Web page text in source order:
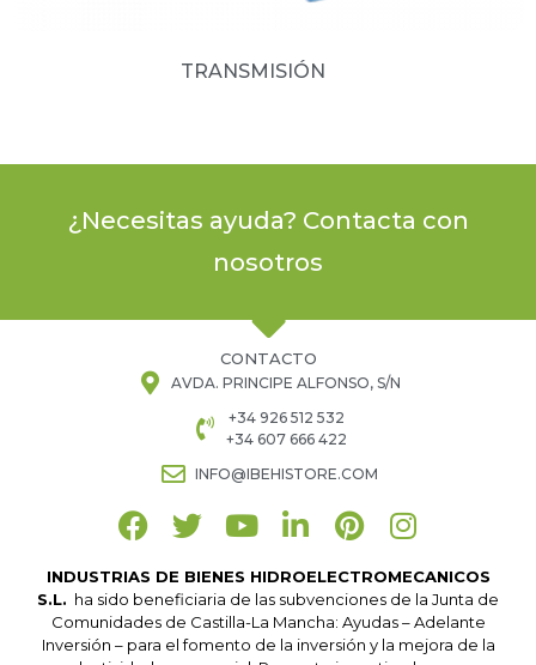
TRANSMISIÓN
¿Necesitas ayuda? Contacta con
nosotros
CONTACTO
AVDA. PRINCIPE ALFONSO, S/N
+34 926 512 532
+34 607 666 422
INFO@IBEHISTORE.COM
INDUSTRIAS DE BIENES HIDROELECTROMECANICOS
S.L. ha sido beneficiaria de las subvenciones de la Junta de
Comunidades de Castilla-La Mancha: Ayudas – Adelante
Inversión – para el fomento de la inversión y la mejora de la